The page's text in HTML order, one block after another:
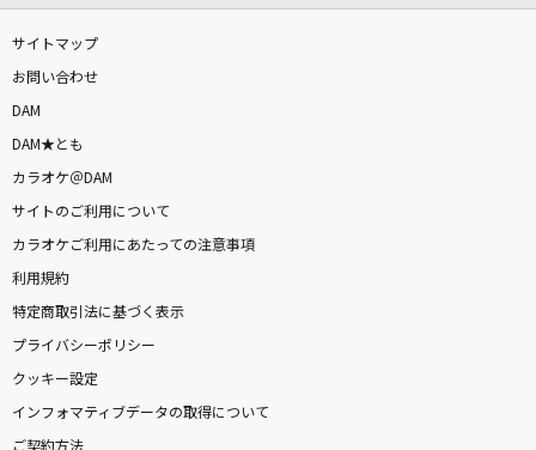
キライ・キライ・ジガヒダイ!
くらげP feat.音街ウナ
ようこそジャパリパークへ
どうぶつビスケッツ×PPP
[生音]水平線
back number
mix juiceのいうとおり
UNISON SQUARE GARDEN
サイトマップ
お問い合わせ
DAM
DAM★とも
カラオケ＠DAM
サイトのご利用について
カラオケご利用にあたっての注意事項
利用規約
特定商取引法に基づく表示
プライバシーポリシー
クッキー設定
インフォマティブデータの取得について
ご契約方法